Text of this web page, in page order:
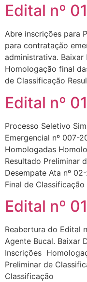
Edital nº
Abre inscrições para
para contratação
administrativa.
Homologação final
de Classificação
Edital nº
Processo Seletivo
Emergencial nº 007-
Homologadas
Resultado Preliminar
Desempate Ata nº
Final de Classificação
Edital nº
Reabertura do Edital
Agente Bucal. Baixar
Inscrições
Preliminar de
Classificação